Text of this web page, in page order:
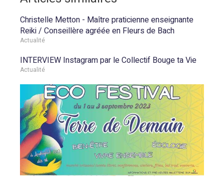
Christelle Metton - Maître praticienne enseignante
Reiki / Conseillère agréée en Fleurs de Bach
Actualité
INTERVIEW Instagram par le Collectif Bouge ta Vie
Actualité